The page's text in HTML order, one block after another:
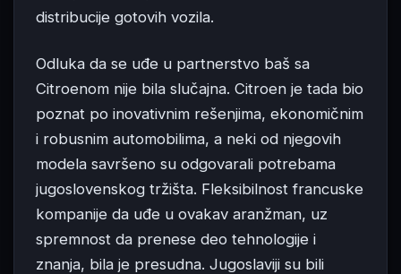
distribucije gotovih vozila.
Odluka da se uđe u partnerstvo baš sa
Citroenom nije bila slučajna. Citroen je tada bio
poznat po inovativnim rešenjima, ekonomičnim
i robusnim automobilima, a neki od njegovih
modela savršeno su odgovarali potrebama
jugoslovenskog tržišta. Fleksibilnost francuske
kompanije da uđe u ovakav aranžman, uz
spremnost da prenese deo tehnologije i
znanja, bila je presudna. Jugoslaviji su bili